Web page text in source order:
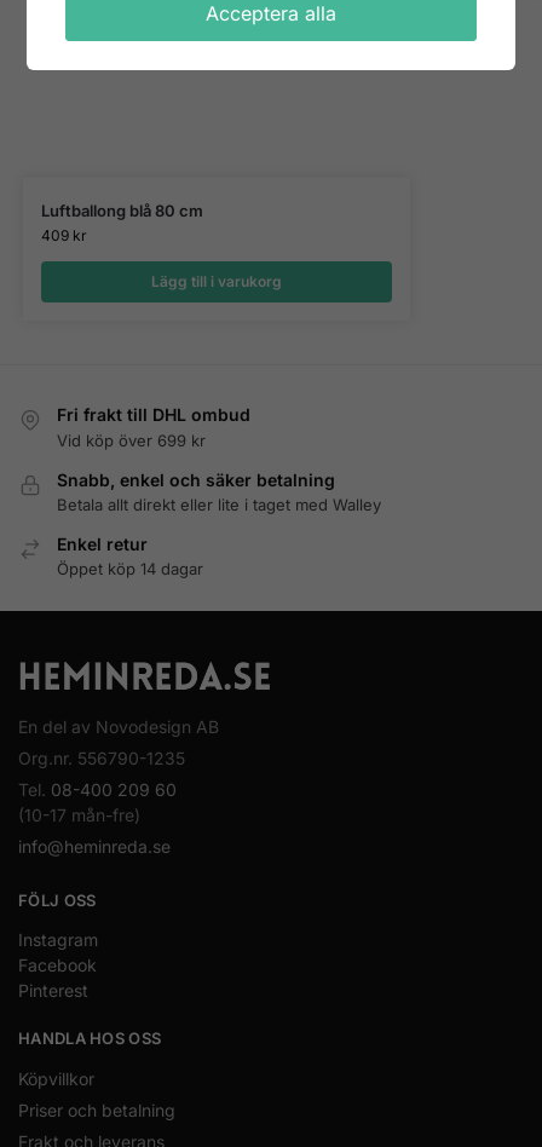
Luftballong blå 80 cm
409 kr
Lägg till i varukorg
Fri frakt till DHL ombud
Vid köp över 699 kr
Snabb, enkel och säker betalning
Betala allt direkt eller lite i taget med Walley
Enkel retur
Öppet köp 14 dagar
En del av Novodesign AB
Org.nr. 556790-1235
Tel. 08-400 209 60
(10-17 mån-fre)
info@heminreda.se
FÖLJ OSS
Instagram
Facebook
Pinterest
HANDLA HOS OSS
Köpvillkor
Priser och betalning
Frakt och leverans
Acceptera alla